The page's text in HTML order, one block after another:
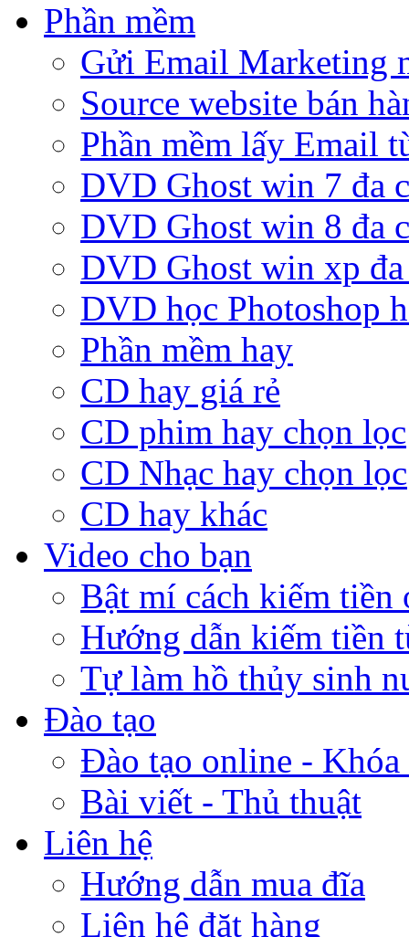
Phần mềm
Gửi Email Marketing
Source website bán
Phần mềm lấy Email
DVD Ghost win 7 đa
DVD Ghost win 8 đa
DVD Ghost win xp
DVD học Photoshop
Phần mềm hay
CD hay giá rẻ
CD phim hay chọn lọc
CD Nhạc hay chọn lọc
CD hay khác
Video cho bạn
Bật mí cách kiếm tiền
Hướng dẫn kiếm tiền
Tự làm hồ thủy sinh
Đào tạo
Đào tạo online -
Bài viết - Thủ thuật
Liên hệ
Hướng dẫn mua đĩa
Liên hệ đặt hàng